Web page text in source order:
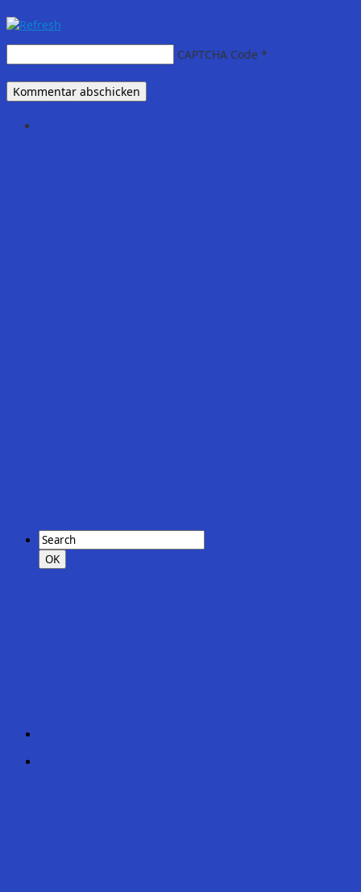
CAPTCHA Code *